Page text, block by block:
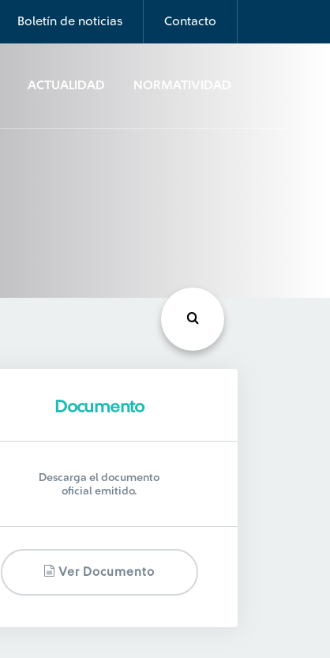
Boletín de noticias Contacto
ACTUALIDAD NORMATIVIDAD
Documento
Descarga el documento
oficial emitido.
Ver Documento